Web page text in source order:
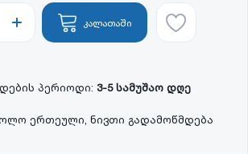
კალათაში
პერიოდი: 3-5 სამუშაო დღე
ერთეული, ნივთი გადამოწმდება